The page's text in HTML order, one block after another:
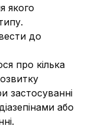
якого
до
про кілька
застосуванні
або